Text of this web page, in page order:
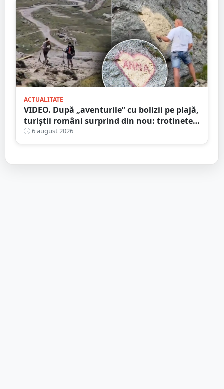
ACTUALITATE
VIDEO. După „aventurile” cu bolizii pe plajă,
turiștii români surprind din nou: trotinete
pe Bucegi și declarații de dragoste pe stânci
6 august 2026